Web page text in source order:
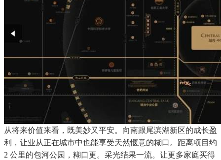
从将来价值来看，既美妙又平安。向南跟尾滨湖新区的成长盈
利，让业从正在城市中也能享受天然惬意的糊口。距离项目约
2 公里的包河公园，糊口更。采光结果一流。让更多家庭买得